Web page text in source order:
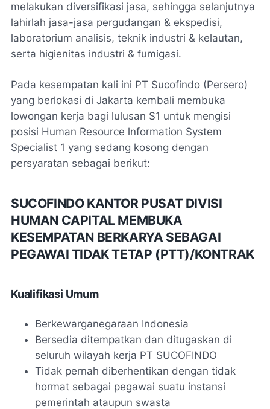
melakukan diversifikasi jasa, sehingga selanjutnya
lahirlah jasa-jasa pergudangan & ekspedisi,
laboratorium analisis, teknik industri & kelautan,
serta higienitas industri & fumigasi.
Pada kesempatan kali ini PT Sucofindo (Persero)
yang berlokasi di Jakarta kembali membuka
lowongan kerja bagi lulusan S1 untuk mengisi
posisi Human Resource lnformation System
Specialist 1 yang sedang kosong dengan
persyaratan sebagai berikut:
SUCOFINDO KANTOR PUSAT DIVISI
HUMAN CAPITAL MEMBUKA
KESEMPATAN BERKARYA SEBAGAI
PEGAWAI TIDAK TETAP (PTT)/KONTRAK
Kualifikasi Umum
Berkewarganegaraan Indonesia
Bersedia ditempatkan dan ditugaskan di
seluruh wilayah kerja PT SUCOFINDO
Tidak pernah diberhentikan dengan tidak
hormat sebagai pegawai suatu instansi
pemerintah ataupun swasta